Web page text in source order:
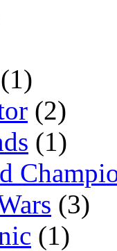
(1)
(2)
(1)
(3)
(1)